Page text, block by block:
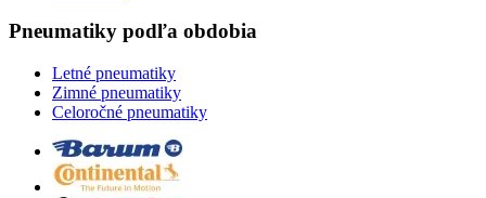
Pneumatiky podľa obdobia
Letné pneumatiky
Zimné pneumatiky
Celoročné pneumatiky